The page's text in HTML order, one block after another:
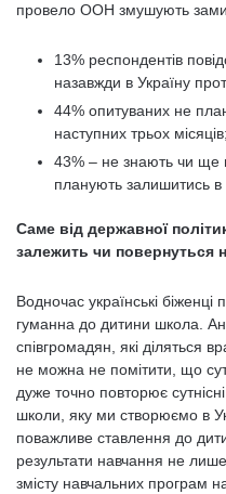
провело ООН змушують
13% респондентів
назавжди в Україну
44% опитуваних не
наступних трьох місяців;
43% – не знають чи ще
планують залишитись в
Саме від державної
залежить чи повернуться
Водночас українські
гуманна до дитини школа.
співгромадян, які діляться
не можна не помітити, що
дуже точно повторює
школи, яку ми створюємо в
поважливе ставлення до
результати навчання не
змісту навчальних програм